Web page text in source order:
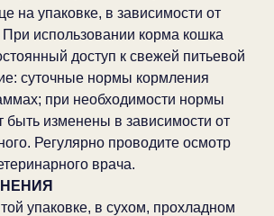
на упаковке, в зависимости от
При использовании корма кошка
доступ к свежей питьевой
суточные нормы кормления
при необходимости нормы
быть изменены в зависимости от
Регулярно проводите осмотр
врача.
упаковке, в сухом, прохладном